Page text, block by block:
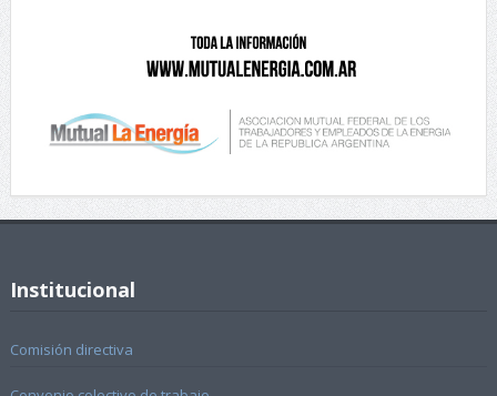
Institucional
Comisión directiva